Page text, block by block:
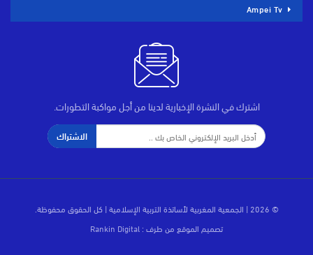
Ampei Tv
اشترك في النشرة الإخبارية لدينا من أجل مواكبة التطورات.
الاشتراك
© 2026 | الجمعية المغربية لأساتذة التربية الإسلامية | كل الحقوق محفوظة.
تصميم الموقع من طرف :Rankin Digital